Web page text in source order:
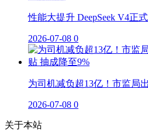
性能大提升 DeepSeek V4正
2026-07-08 0
为司机减负超13亿！市监局
2026-07-08 0
关于本站